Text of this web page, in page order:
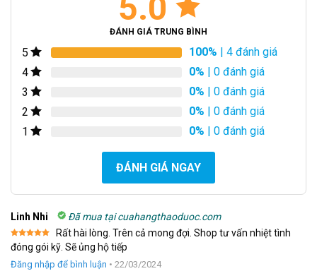
5.0
ĐÁNH GIÁ TRUNG BÌNH
5 100% | 4 đánh giá
4
0% | 0 đánh giá
3
0% | 0 đánh giá
2
0% | 0 đánh giá
1
0% | 0 đánh giá
ĐÁNH GIÁ NGAY
Linh Nhi Đã mua tại cuahangthaoduoc.com
Được xếp
hạng5 5
sao
Rất hài lòng. Trên cả mong đợi. Shop tư vấn nhiệt tình
đóng gói kỹ. Sẽ ủng hộ tiếp
Đăng nhập để bình luận • 22/03/2024